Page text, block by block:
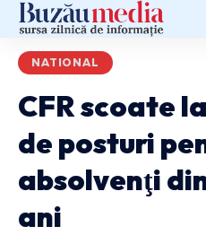
NATIONAL
CFR scoate
de posturi
absolvenţi
ani